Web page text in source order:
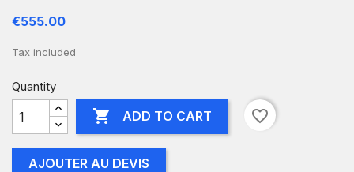
€555.00
Tax included
Quantity
 ADD TO CART favorite_border
AJOUTER AU DEVIS